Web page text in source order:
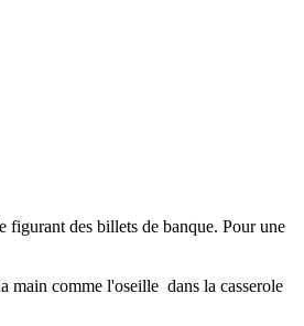
figurant des billets de banque. Pour une
main comme l'oseille dans la casserole